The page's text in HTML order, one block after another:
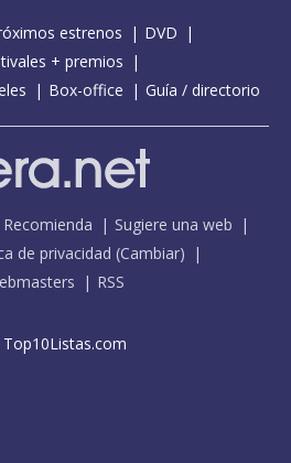
estrenos
DVD
+ premios
Box-office Guía / directorio
Recomienda
Sugiere una web
de privacidad (Cambiar)
RSS
Top10Listas.com